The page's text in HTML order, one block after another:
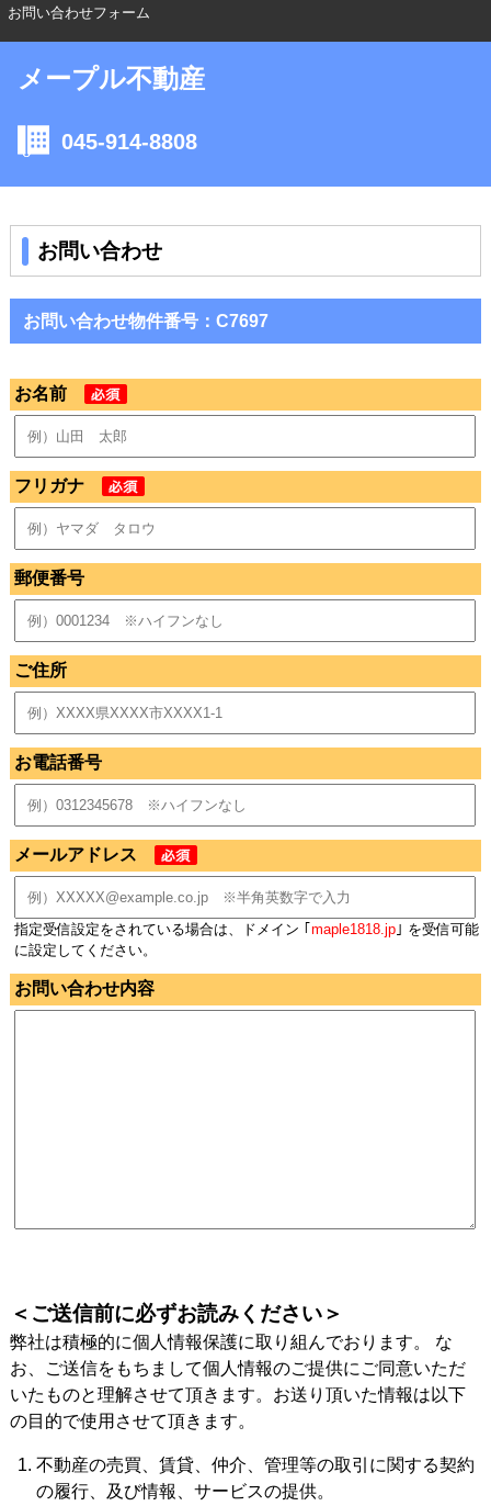
お問い合わせフォーム
メープル不動産
045-914-8808
お問い合わせ
お問い合わせ物件番号：C7697
お名前
フリガナ
郵便番号
ご住所
お電話番号
メールアドレス
指定受信設定をされている場合は、ドメイン ｢maple1818.jp｣ を受信可能
に設定してください。
お問い合わせ内容
＜ご送信前に必ずお読みください＞
弊社は積極的に個人情報保護に取り組んでおります。 な
お、ご送信をもちまして個人情報のご提供にご同意いただ
いたものと理解させて頂きます。お送り頂いた情報は以下
の目的で使用させて頂きます。
不動産の売買、賃貸、仲介、管理等の取引に関する契約
の履行、及び情報、サービスの提供。